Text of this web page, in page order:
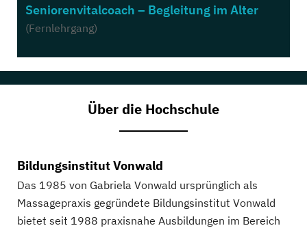
Seniorenvitalcoach – Begleitung im Alter
(Fernlehrgang)
Über die Hochschule
Bildungsinstitut Vonwald
Das 1985 von Gabriela Vonwald ursprünglich als
Massagepraxis gegründete Bildungsinstitut Vonwald
bietet seit 1988 praxisnahe Ausbildungen im Bereich